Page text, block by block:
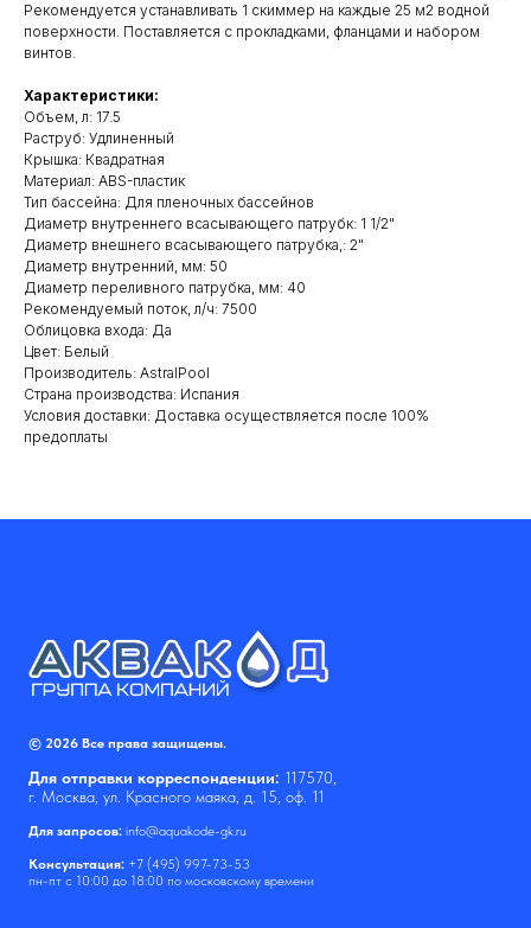
Рекомендуется устанавливать 1 скиммер на каждые 25 м2 водной
поверхности. Поставляется с прокладками, фланцами и набором
винтов.
Характеристики:
Объем, л: 17.5
Раструб: Удлиненный
Крышка: Квадратная
Материал: ABS-пластик
Тип бассейна: Для пленочных бассейнов
Диаметр внутреннего всасывающего патрубк: 1 1/2"
Диаметр внешнего всасывающего патрубка,: 2"
Диаметр внутренний, мм: 50
Диаметр переливного патрубка, мм: 40
Рекомендуемый поток, л/ч: 7500
Облицовка входа: Да
Цвет: Белый
Производитель: AstralPool
Cтрана производства: Испания
Условия доставки: Доставка осуществляется после 100%
предоплаты
© 2026 Все права защищены.
Для отправки корреспонденции: 117570,
г. Москва, ул. Красного маяка, д. 15, оф. 11
Для запросов: info@aquakode-gk.ru
Консультация: +7 (495) 997-73-53
пн-пт с 10:00 до 18:00 по московскому времени